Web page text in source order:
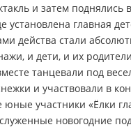
и затем поднялись в
установлена главная
действа стали
и дети, и их
танцевали под
и участвовали в
юные участники «Ёлки
новогодние